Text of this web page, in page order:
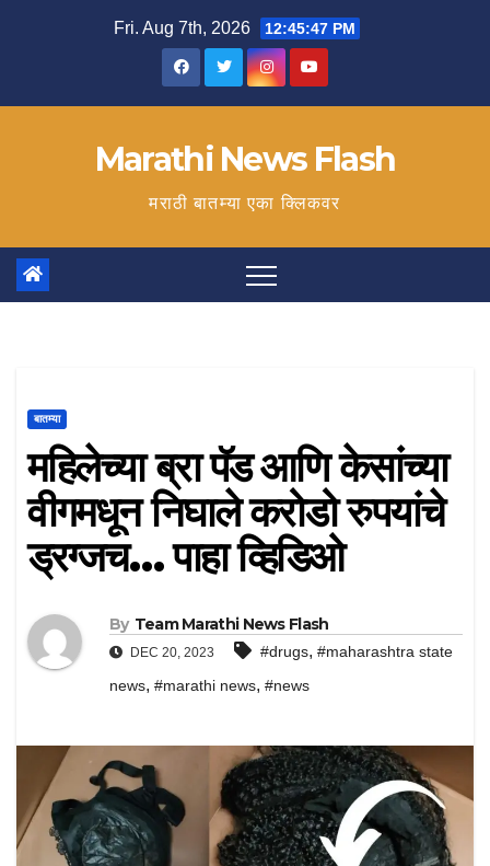
Fri. Aug 7th, 2026 12:45:48 PM
Marathi News Flash
मराठी बातम्या एका क्लिकवर
बातम्या
महिलेच्या ब्रा पॅड आणि केसांच्या
वीगमधून निघाले करोडो रुपयांचे
ड्रग्जच… पाहा व्हिडिओ
By Team Marathi News Flash
DEC 20, 2023 #drugs, #maharashtra state
news, #marathi news, #news